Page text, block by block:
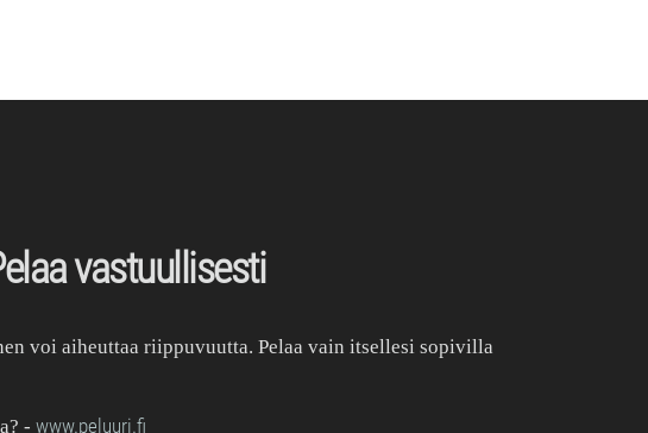
vastuullisesti
voi aiheuttaa riippuvuutta. Pelaa vain itsellesi sopivilla
- www.peluuri.fi